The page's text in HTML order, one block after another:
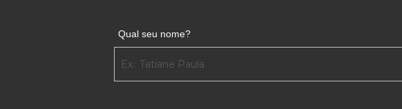
Qual seu nome?